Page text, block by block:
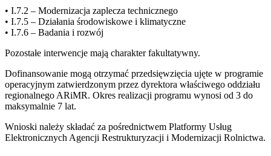
• I.7.2 – Modernizacja zaplecza technicznego
• I.7.5 – Działania środowiskowe i klimatyczne
• I.7.6 – Badania i rozwój
Pozostałe interwencje mają charakter fakultatywny.
Dofinansowanie mogą otrzymać przedsięwzięcia ujęte w programie
operacyjnym zatwierdzonym przez dyrektora właściwego oddziału
regionalnego ARiMR. Okres realizacji programu wynosi od 3 do
maksymalnie 7 lat.
Wnioski należy składać za pośrednictwem Platformy Usług
Elektronicznych Agencji Restrukturyzacji i Modernizacji Rolnictwa.